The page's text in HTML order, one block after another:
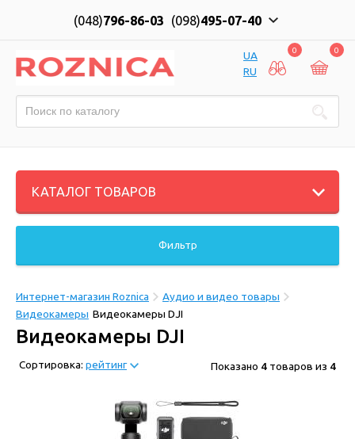
(048)796-86-03 (098)495-07-40
UA
RU
0 0
КАТАЛОГ ТОВАРОВ
Фильтр
Интернет-магазин Roznica
Аудио и видео товары
Видеокамеры Видеокамеры DJI
Видеокамеры DJI
Сортировка: рейтинг Показано 4 товаров из 4